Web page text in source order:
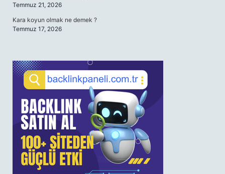
Temmuz 21, 2026
Kara koyun olmak ne demek ?
Temmuz 17, 2026